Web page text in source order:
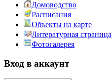
Домоводство
Расписания
Объекты на карте
Литературная страница
Фотогалерея
Вход в аккаунт